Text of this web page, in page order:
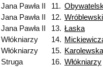
Jana Pawła II
11.
Jana Pawła II
12.
Jana Pawła II
13. Łaska
Włókniarzy
14.
Włókniarzy
15.
Struga
16. Włókniarzy